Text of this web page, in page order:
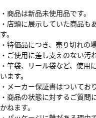
・商品は新品未使用品です。
・店頭に展示していた商品も
す。
・特価品につき、売り切れの
・ご使用に差し支えのない汚
・竿袋、リール袋など、使
います。
・メーカー保証書はついてお
・商品の状態に対するご質
かねます。